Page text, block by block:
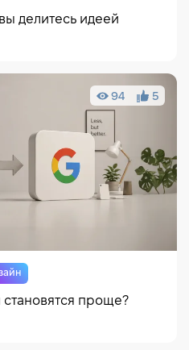
делитесь идеей
94 5
становятся проще?